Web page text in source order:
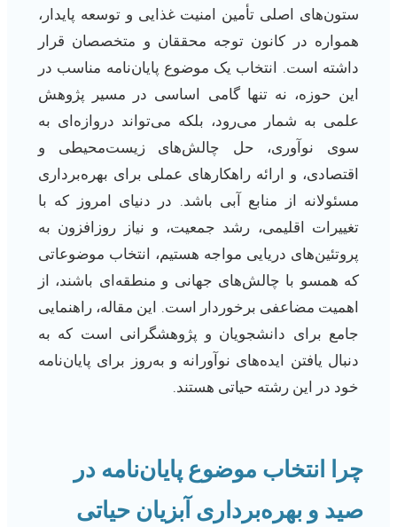
ستون‌های اصلی تأمین امنیت غذایی و توسعه پایدار،
همواره در کانون توجه محققان و متخصصان قرار
داشته است. انتخاب یک موضوع پایان‌نامه مناسب در
این حوزه، نه تنها گامی اساسی در مسیر پژوهش
علمی به شمار می‌رود، بلکه می‌تواند دروازه‌ای به
سوی نوآوری، حل چالش‌های زیست‌محیطی و
اقتصادی، و ارائه راهکارهای عملی برای بهره‌برداری
مسئولانه از منابع آبی باشد. در دنیای امروز که با
تغییرات اقلیمی، رشد جمعیت، و نیاز روزافزون به
پروتئین‌های دریایی مواجه هستیم، انتخاب موضوعاتی
که همسو با چالش‌های جهانی و منطقه‌ای باشند، از
اهمیت مضاعفی برخوردار است. این مقاله، راهنمایی
جامع برای دانشجویان و پژوهشگرانی است که به
دنبال یافتن ایده‌های نوآورانه و به‌روز برای پایان‌نامه
خود در این رشته حیاتی هستند.
چرا انتخاب موضوع پایان‌نامه در
صید و بهره‌برداری آبزیان حیاتی